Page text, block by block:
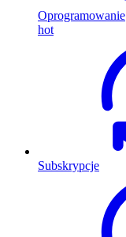
Oprogramowanie
hot
Subskrypcje